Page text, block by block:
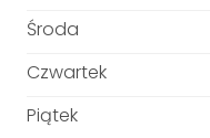
Środa
Czwartek
Piątek